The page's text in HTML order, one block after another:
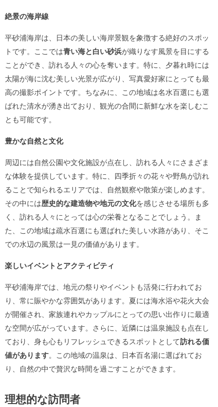
絶景の海岸線
平砂浦海岸は、日本の美しい海岸景観を象徴する絶好のスポッ
トです。ここでは青い海と白い砂浜が織りなす風景を目にする
ことができ、訪れる人々の心を奪います。特に、夕暮れ時には
太陽が海に沈む美しい光景が広がり、写真愛好家にとっても最
高の撮影ポイントです。ちなみに、この地域は名水百選にも選
ばれた清水が湧き出ており、観光の合間に新鮮な水を楽しむこ
とも可能です。
豊かな自然と文化
周辺には自然公園や文化施設が点在し、訪れる人々にさまざま
な体験を提供しています。特に、四季折々の花々や野鳥が訪れ
ることで知られるエリアでは、自然観察や散策が楽しめます。
その中には歴史的な建造物や地元の文化を感じさせる場所も多
く、訪れる人々にとっては心の栄養となることでしょう。ま
た、この地域は疏水百選にも選ばれた美しい水路があり、そこ
での水辺の風景は一見の価値があります。
楽しいイベントとアクティビティ
平砂浦海岸では、地元の祭りやイベントも活発に行われてお
り、常に賑やかな雰囲気があります。夏には海水浴や花火大会
が開催され、家族連れやカップルにとっての思い出作りに最適
な空間が広がっています。さらに、近隣には温泉施設も点在し
ており、身も心もリフレッシュできるスポットとして訪れる価
値があります。この地域の温泉は、日本百名湯に選ばれてお
り、自然の中で贅沢な時間を過ごすことができます。
理想的な訪問者